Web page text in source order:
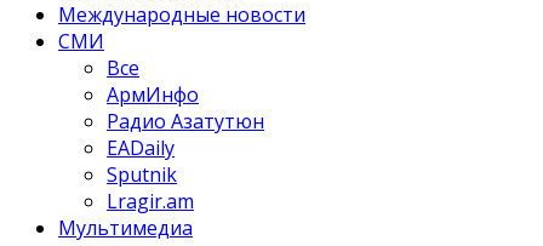
Международные новости
СМИ
Все
АрмИнфо
Радио Азатутюн
EADaily
Sputnik
Lragir.am
Мультимедиа